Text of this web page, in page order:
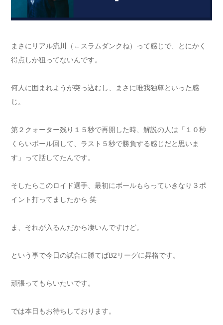
まさにリアル流川（←スラムダンクね）って感じで、とにかく
得点しか狙ってないんです。
何人に囲まれようが突っ込むし、まさに唯我独尊といった感
じ。
第２クォーター残り１５秒で再開した時、解説の人は「１０秒
くらいボール回して、ラスト５秒で勝負する感じだと思いま
す」って話してたんです。
そしたらこのロイド選手、最初にボールもらっていきなり３ポ
イント打ってましたから 笑
ま、それが入るんだから凄いんですけど。
という事で今日の試合に勝てばB2リーグに昇格です。
頑張ってもらいたいです。
では本日もお待ちしております。